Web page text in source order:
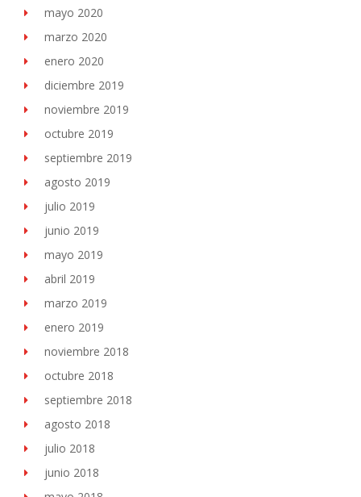
mayo 2020
marzo 2020
enero 2020
diciembre 2019
noviembre 2019
octubre 2019
septiembre 2019
agosto 2019
julio 2019
junio 2019
mayo 2019
abril 2019
marzo 2019
enero 2019
noviembre 2018
octubre 2018
septiembre 2018
agosto 2018
julio 2018
junio 2018